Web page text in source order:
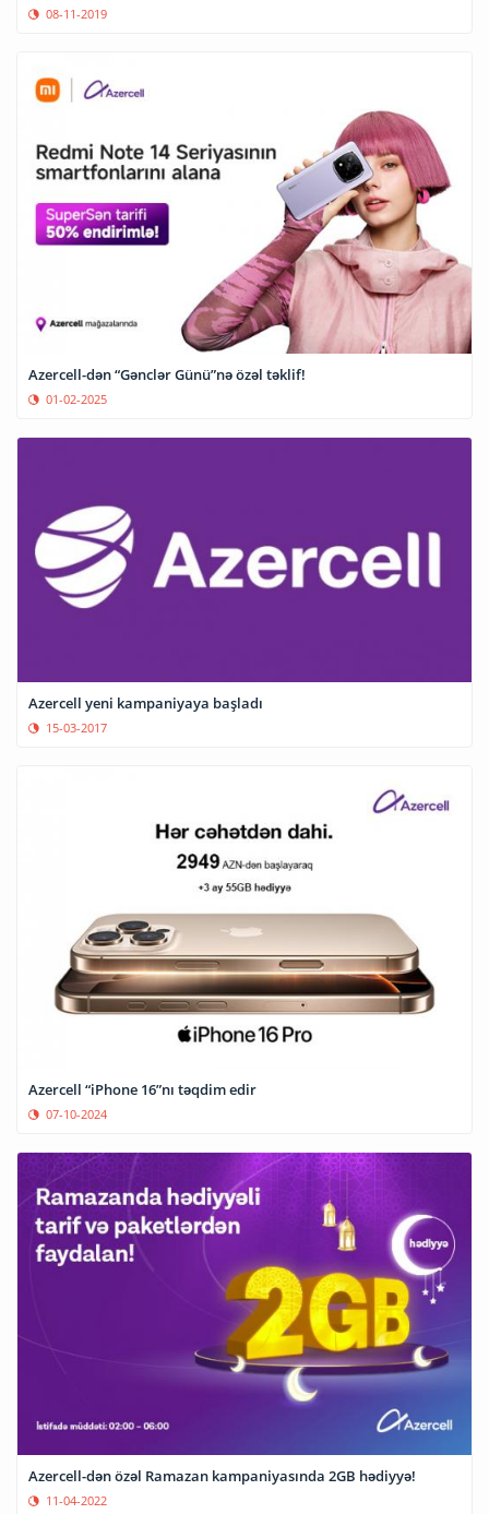
08-11-2019
Azercell-dən “Gənclər Günü”nə özəl təklif!
01-02-2025
Azercell yeni kampaniyaya başladı
15-03-2017
Azercell “iPhone 16”nı təqdim edir
07-10-2024
Azercell-dən özəl Ramazan kampaniyasında 2GB hədiyyə!
11-04-2022